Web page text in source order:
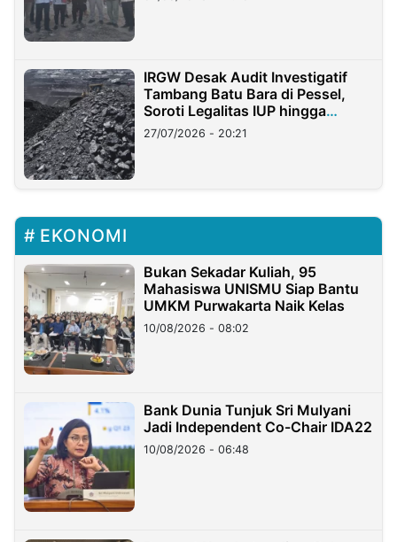
IRGW Desak Audit Investigatif
Tambang Batu Bara di Pessel,
Soroti Legalitas IUP hingga
Stockpile
27/07/2026 - 20:21
EKONOMI
Bukan Sekadar Kuliah, 95
Mahasiswa UNISMU Siap Bantu
UMKM Purwakarta Naik Kelas
10/08/2026 - 08:02
Bank Dunia Tunjuk Sri Mulyani
Jadi Independent Co-Chair IDA22
10/08/2026 - 06:48